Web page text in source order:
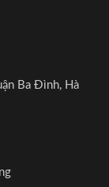
Ba Đình, Hà